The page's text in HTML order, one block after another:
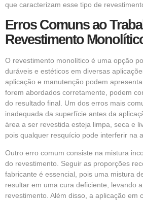
que caracterizam esse tipo de
Erros Comuns ao
Revestimento
O revestimento monolítico é uma opção
duráveis e estéticos em diversas
aplicação e manutenção podem
forem abordados corretamente, podem
do resultado final. Um dos erros mais
inadequada da superfície antes da
área a ser revestida esteja limpa, seca e
pois qualquer resquício pode interferir na
Outro erro comum consiste na mistura
do revestimento. Seguir as proporções
fabricante é essencial, pois uma mistura
resultar em uma cura deficiente, levando
revestimento. Além disso, a aplicação em